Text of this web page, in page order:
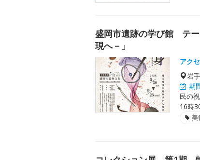
盛岡市遺跡の学び館 テー
現へ－」
アク
岩
期
民の
16時
美